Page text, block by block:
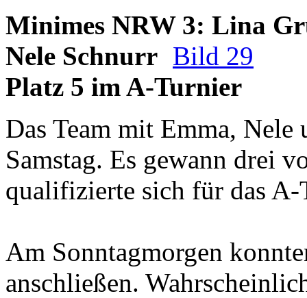
Minimes NRW 3: Lina
Nele Schnurr Bild 29
Platz 5 im A-Turnier
Das Team mit Emma,
Samstag. Es gewann drei
qualifizierte sich für das A-
Am Sonntagmorgen
anschließen.